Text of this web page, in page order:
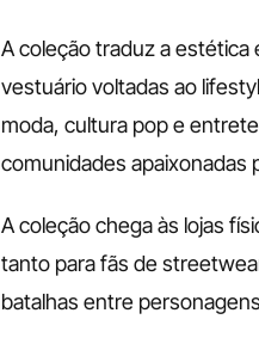
A coleção traduz a estética
vestuário voltadas ao
moda, cultura pop e
comunidades
A coleção chega às lojas
tanto para fãs de
batalhas entre